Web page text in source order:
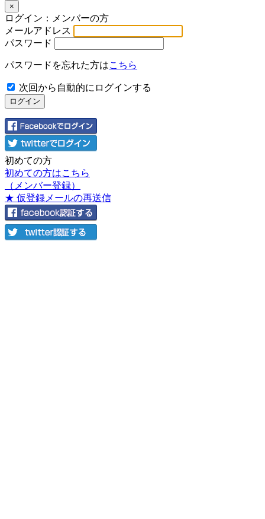
×
ログイン：メンバーの方
メールアドレス
パスワード
パスワードを忘れた方はこちら
次回から自動的にログインする
初めての方
初めての方はこちら
（メンバー登録）
★ 仮登録メールの再送信